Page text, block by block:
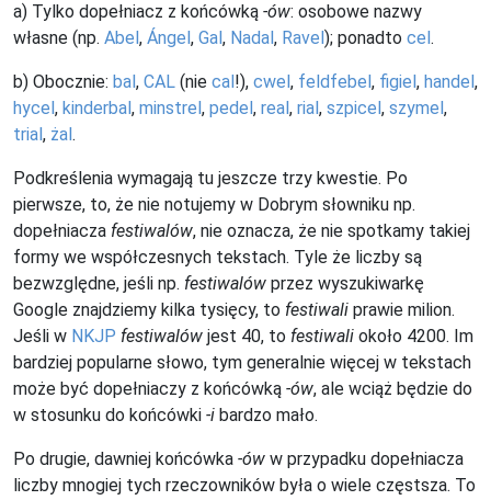
a) Tylko dopełniacz z końcówką -ów: osobowe nazwy
własne (np. Abel, Ángel, Gal, Nadal, Ravel); ponadto cel.
b) Obocznie: bal, CAL (nie cal!), cwel, feldfebel, figiel, handel,
hycel, kinderbal, minstrel, pedel, real, rial, szpicel, szymel,
trial, żal.
Podkreślenia wymagają tu jeszcze trzy kwestie. Po
pierwsze, to, że nie notujemy w Dobrym słowniku np.
dopełniacza festiwalów, nie oznacza, że nie spotkamy takiej
formy we współczesnych tekstach. Tyle że liczby są
bezwzględne, jeśli np. festiwalów przez wyszukiwarkę
Google znajdziemy kilka tysięcy, to festiwali prawie milion.
Jeśli w NKJP festiwalów jest 40, to festiwali około 4200. Im
bardziej popularne słowo, tym generalnie więcej w tekstach
może być dopełniaczy z końcówką -ów, ale wciąż będzie do
w stosunku do końcówki -i bardzo mało.
Po drugie, dawniej końcówka -ów w przypadku dopełniacza
liczby mnogiej tych rzeczowników była o wiele częstsza. To